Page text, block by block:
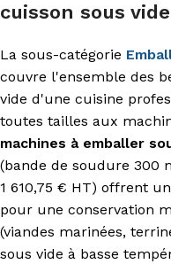
cuisson sous vide
La sous-catégorie
couvre l'ensemble des
vide d'une cuisine
toutes tailles aux
machines à emballer
(bande de soudure 300
1 610,75 € HT) offrent
pour une conservation
(viandes marinées,
sous vide à basse